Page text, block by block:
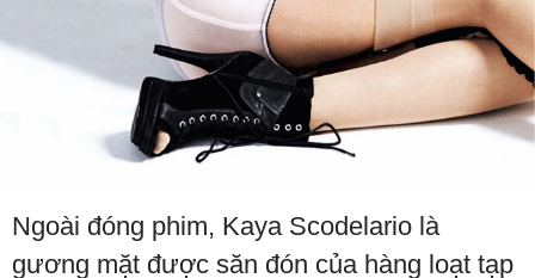
Ngoài đóng phim, Kaya Scodelario là
gương mặt được săn đón của hàng loạt tạp